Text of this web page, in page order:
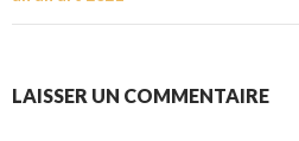
LAISSER UN COMMENTAIRE